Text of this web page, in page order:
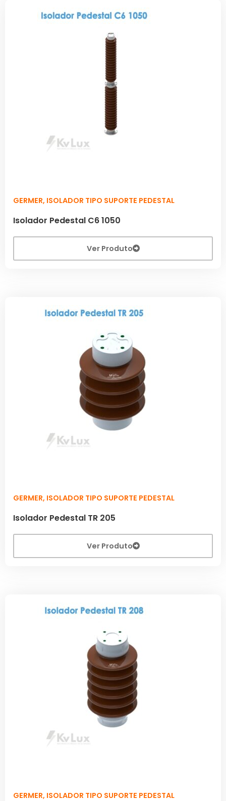
GERMER, ISOLADOR TIPO SUPORTE PEDESTAL
Isolador Pedestal C6 1050
Ver Produto
GERMER, ISOLADOR TIPO SUPORTE PEDESTAL
Isolador Pedestal TR 205
Ver Produto
GERMER, ISOLADOR TIPO SUPORTE PEDESTAL